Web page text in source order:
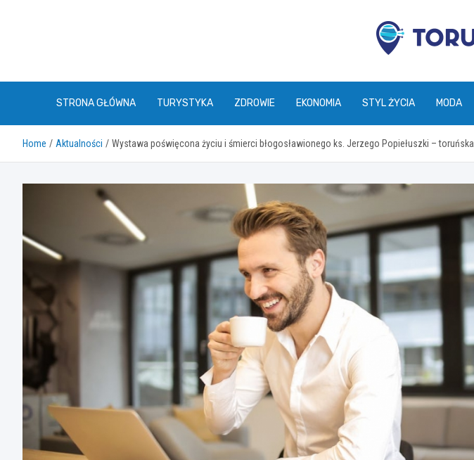
STRONA GŁÓWNA TURYSTYKA ZDROWIE EKONOMIA STYL ŻYCIA MODA
Home Aktualności Wystawa poświęcona życiu i śmierci błogosławionego ks. Jerzego Popiełuszki –